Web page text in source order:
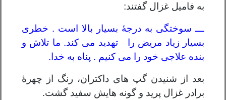
به فامیل غزال گفتند:
ـــ سوختگی به درجۀ بسیار بالا است . خطری
بسیار زیاد مریض را تهدید می کند. ما تلاش و
بنده علاجی خود را می کنیم . پناه به خدا.
بعد از شنیدن گپ های داکتران، رنگ از چهرۀ
برادر غزال پرید و گونه هایش سفید گشت.